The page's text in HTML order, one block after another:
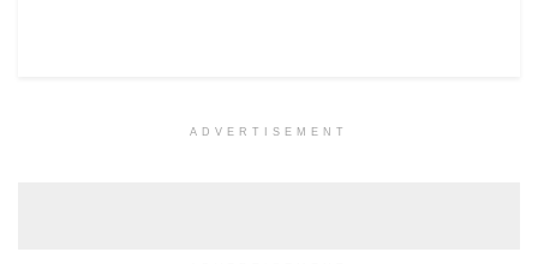
ADVERTISEMENT